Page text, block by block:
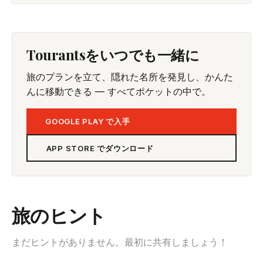
Tourantsをいつでも一緒に
旅のプランを立て、隠れた名所を発見し、かんた
んに移動できる — すべてポケットの中で。
GOOGLE PLAY で入手
APP STORE でダウンロード
旅のヒント
まだヒントがありません。最初に共有しましょう！